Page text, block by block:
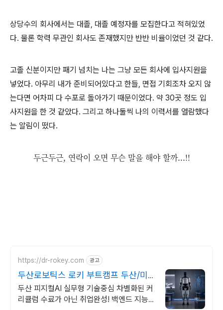
상당수의 회사에서는 대졸, 대졸 예정자를 모집한다고 적혀있었
다. 물론 학력 무관인 회사도 존재했지만 반반 비율이었던 것 같다.
고졸 신분이지만 패기 넘치는 나는 그냥 모든 회사에 입사지원을
넣었다. 아무리 내가 준비되어있다고 한들, 면접 기회조차 오지 않
는다면 어차피 다 수포로 돌아가기 때문이었다. 약 30곳 정도 입
사지원을 한 것 같았다. 그리고 하나둘씩 나의 이력서를 열람했다
는 알림이 떴다.
두근두근, 연락이 오면 무슨 말을 해야 할까...!!
https://dr-rokey.com 광고
두산로보틱스 로키 부트캠프 두산/미
국 기업 인턴쉽
두산 피지컬AI 실무형 기술중심 차별화된 커
리큘럼 수료가 아닌 취업완성! 백엔드 지능형